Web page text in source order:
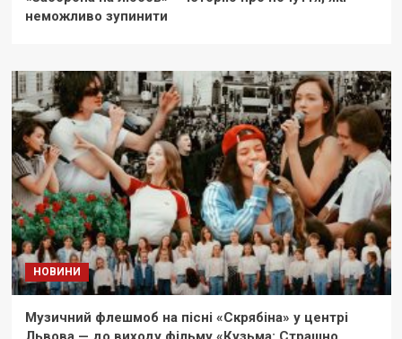
неможливо зупинити
НОВИНИ
Музичний флешмоб на пісні «Скрябіна» у центрі